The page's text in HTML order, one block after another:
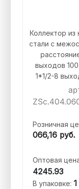
Коллектор из
стали с
выходов
1*1/2-8
Розничная
066,16 руб.
Оптовая
4245.93
В упаковке:1